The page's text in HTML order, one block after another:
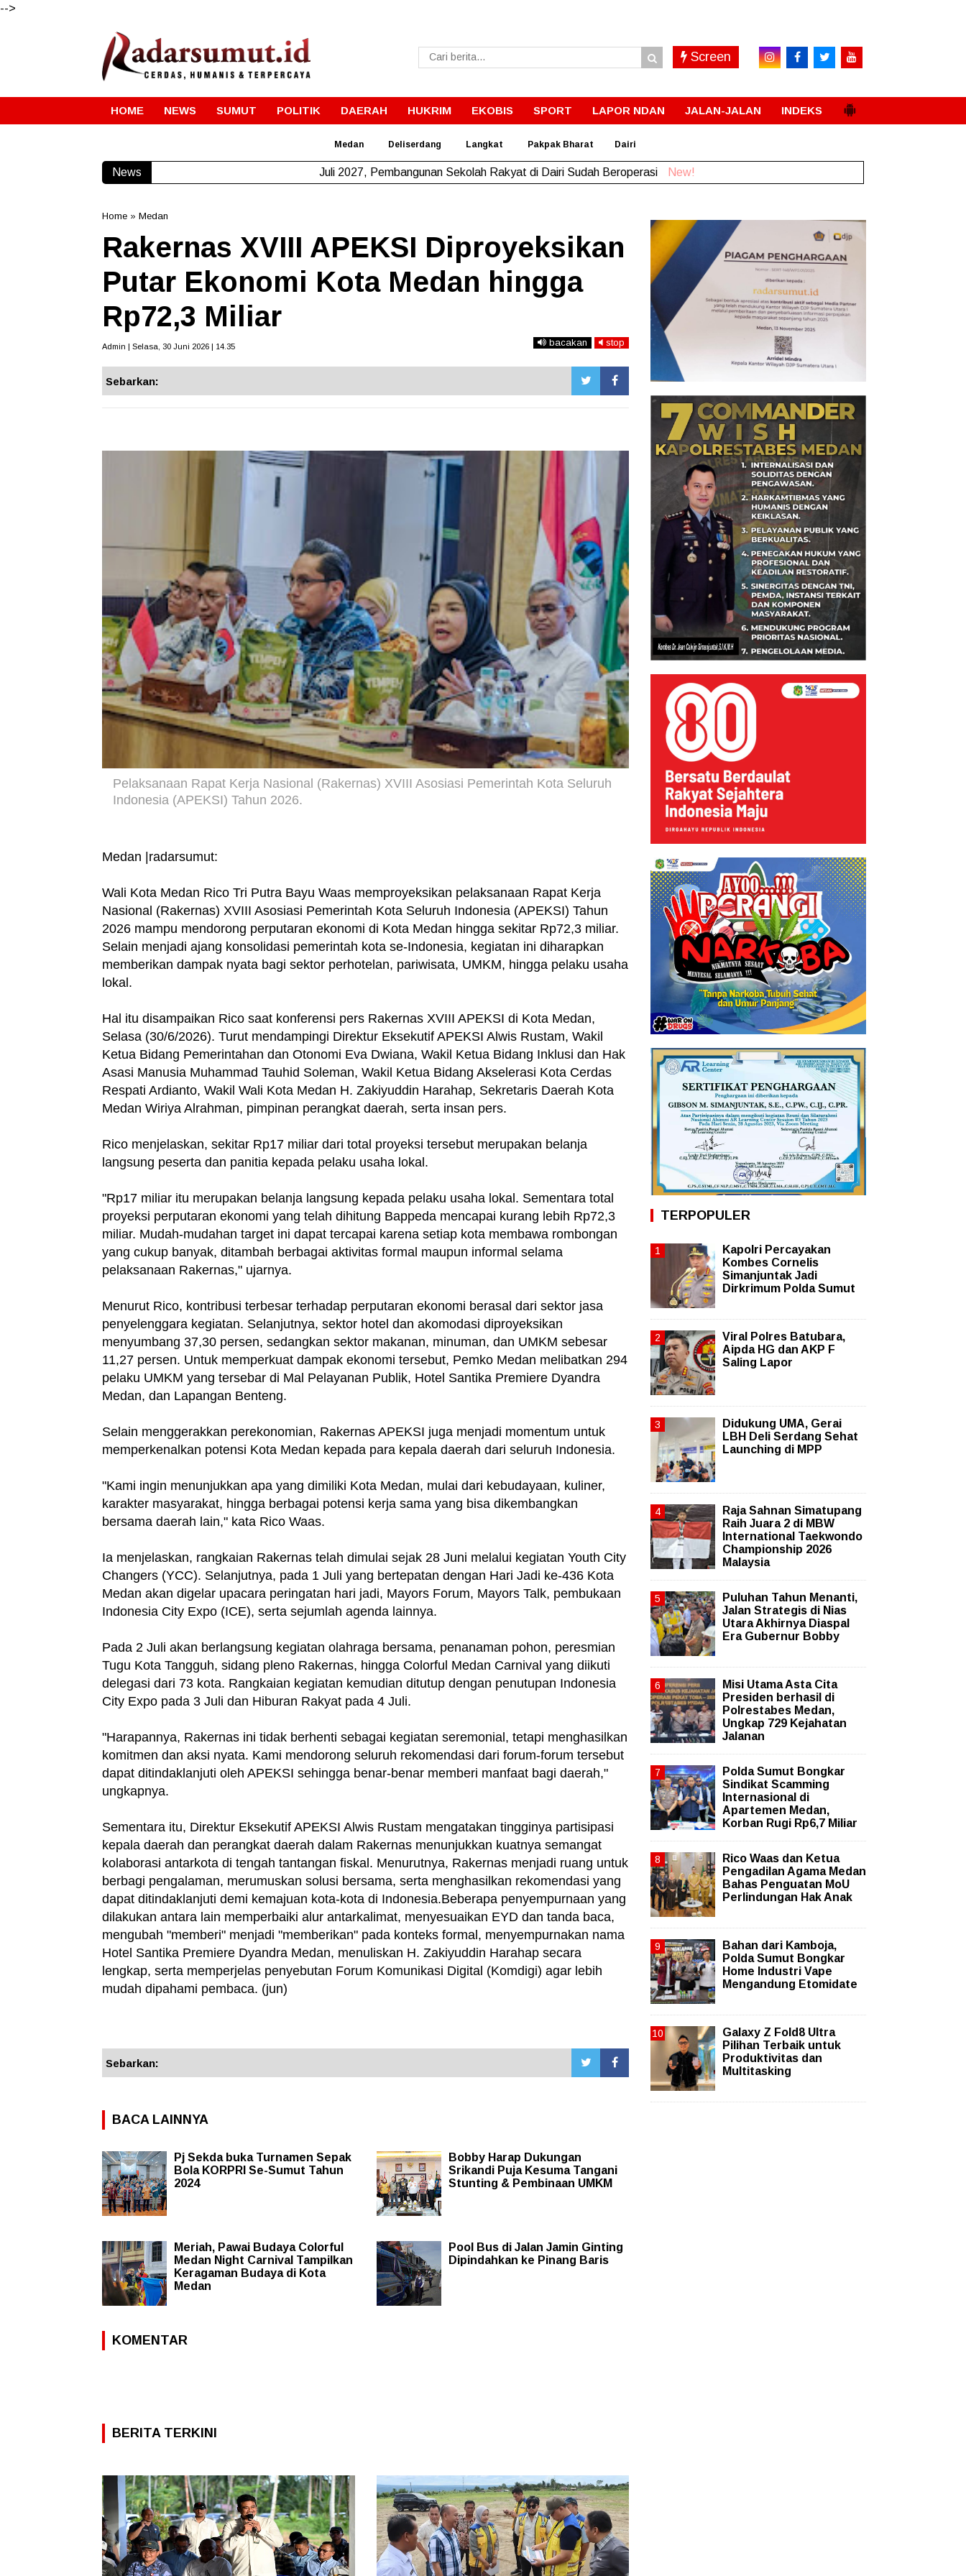
-->
Screen
HOME NEWS SUMUT POLITIK DAERAH HUKRIM EKOBIS SPORT LAPOR NDAN JALAN-JALAN INDEKS
Medan Deliserdang Langkat Pakpak Bharat Dairi
News Pemkab Dairi Rawat Jalan Jrs. Tanjung Beringin I–Barisan Nauli New!
Home » Medan
Rakernas XVIII APEKSI Diproyeksikan
Putar Ekonomi Kota Medan hingga
Rp72,3 Miliar
Admin | Selasa, 30 Juni 2026 | 14.35 bacakan stop
Sebarkan:
Pelaksanaan Rapat Kerja Nasional (Rakernas) XVIII Asosiasi Pemerintah Kota Seluruh
Indonesia (APEKSI) Tahun 2026.
Medan |radarsumut:
Wali Kota Medan Rico Tri Putra Bayu Waas memproyeksikan pelaksanaan Rapat Kerja
Nasional (Rakernas) XVIII Asosiasi Pemerintah Kota Seluruh Indonesia (APEKSI) Tahun
2026 mampu mendorong perputaran ekonomi di Kota Medan hingga sekitar Rp72,3 miliar.
Selain menjadi ajang konsolidasi pemerintah kota se-Indonesia, kegiatan ini diharapkan
memberikan dampak nyata bagi sektor perhotelan, pariwisata, UMKM, hingga pelaku usaha
lokal.
Hal itu disampaikan Rico saat konferensi pers Rakernas XVIII APEKSI di Kota Medan,
Selasa (30/6/2026). Turut mendampingi Direktur Eksekutif APEKSI Alwis Rustam, Wakil
Ketua Bidang Pemerintahan dan Otonomi Eva Dwiana, Wakil Ketua Bidang Inklusi dan Hak
Asasi Manusia Muhammad Tauhid Soleman, Wakil Ketua Bidang Akselerasi Kota Cerdas
Respati Ardianto, Wakil Wali Kota Medan H. Zakiyuddin Harahap, Sekretaris Daerah Kota
Medan Wiriya Alrahman, pimpinan perangkat daerah, serta insan pers.
Rico menjelaskan, sekitar Rp17 miliar dari total proyeksi tersebut merupakan belanja
langsung peserta dan panitia kepada pelaku usaha lokal.
"Rp17 miliar itu merupakan belanja langsung kepada pelaku usaha lokal. Sementara total
proyeksi perputaran ekonomi yang telah dihitung Bappeda mencapai kurang lebih Rp72,3
miliar. Mudah-mudahan target ini dapat tercapai karena setiap kota membawa rombongan
yang cukup banyak, ditambah berbagai aktivitas formal maupun informal selama
pelaksanaan Rakernas," ujarnya.
Menurut Rico, kontribusi terbesar terhadap perputaran ekonomi berasal dari sektor jasa
penyelenggara kegiatan. Selanjutnya, sektor hotel dan akomodasi diproyeksikan
menyumbang 37,30 persen, sedangkan sektor makanan, minuman, dan UMKM sebesar
11,27 persen. Untuk memperkuat dampak ekonomi tersebut, Pemko Medan melibatkan 294
pelaku UMKM yang tersebar di Mal Pelayanan Publik, Hotel Santika Premiere Dyandra
Medan, dan Lapangan Benteng.
Selain menggerakkan perekonomian, Rakernas APEKSI juga menjadi momentum untuk
memperkenalkan potensi Kota Medan kepada para kepala daerah dari seluruh Indonesia.
"Kami ingin menunjukkan apa yang dimiliki Kota Medan, mulai dari kebudayaan, kuliner,
karakter masyarakat, hingga berbagai potensi kerja sama yang bisa dikembangkan
bersama daerah lain," kata Rico Waas.
Ia menjelaskan, rangkaian Rakernas telah dimulai sejak 28 Juni melalui kegiatan Youth City
Changers (YCC). Selanjutnya, pada 1 Juli yang bertepatan dengan Hari Jadi ke-436 Kota
Medan akan digelar upacara peringatan hari jadi, Mayors Forum, Mayors Talk, pembukaan
Indonesia City Expo (ICE), serta sejumlah agenda lainnya.
Pada 2 Juli akan berlangsung kegiatan olahraga bersama, penanaman pohon, peresmian
Tugu Kota Tangguh, sidang pleno Rakernas, hingga Colorful Medan Carnival yang diikuti
delegasi dari 73 kota. Rangkaian kegiatan kemudian ditutup dengan penutupan Indonesia
City Expo pada 3 Juli dan Hiburan Rakyat pada 4 Juli.
"Harapannya, Rakernas ini tidak berhenti sebagai kegiatan seremonial, tetapi menghasilkan
komitmen dan aksi nyata. Kami mendorong seluruh rekomendasi dari forum-forum tersebut
dapat ditindaklanjuti oleh APEKSI sehingga benar-benar memberi manfaat bagi daerah,"
ungkapnya.
Sementara itu, Direktur Eksekutif APEKSI Alwis Rustam mengatakan tingginya partisipasi
kepala daerah dan perangkat daerah dalam Rakernas menunjukkan kuatnya semangat
kolaborasi antarkota di tengah tantangan fiskal. Menurutnya, Rakernas menjadi ruang untuk
berbagi pengalaman, merumuskan solusi bersama, serta menghasilkan rekomendasi yang
dapat ditindaklanjuti demi kemajuan kota-kota di Indonesia.Beberapa penyempurnaan yang
dilakukan antara lain memperbaiki alur antarkalimat, menyesuaikan EYD dan tanda baca,
mengubah "memberi" menjadi "memberikan" pada konteks formal, menyempurnakan nama
Hotel Santika Premiere Dyandra Medan, menuliskan H. Zakiyuddin Harahap secara
lengkap, serta memperjelas penyebutan Forum Komunikasi Digital (Komdigi) agar lebih
mudah dipahami pembaca. (jun)
Sebarkan:
BACA LAINNYA
Pj Sekda buka Turnamen Sepak
Bola KORPRI Se-Sumut Tahun
2024
Bobby Harap Dukungan
Srikandi Puja Kesuma Tangani
Stunting & Pembinaan UMKM
Meriah, Pawai Budaya Colorful
Medan Night Carnival Tampilkan
Keragaman Budaya di Kota
Medan
Pool Bus di Jalan Jamin Ginting
Dipindahkan ke Pinang Baris
KOMENTAR
BERITA TERKINI
TERPOPULER
Kapolri Percayakan
Kombes Cornelis
Simanjuntak Jadi
Dirkrimum Polda Sumut
Viral Polres Batubara,
Aipda HG dan AKP F
Saling Lapor
Didukung UMA, Gerai
LBH Deli Serdang Sehat
Launching di MPP
Raja Sahnan Simatupang
Raih Juara 2 di MBW
International Taekwondo
Championship 2026
Malaysia
Puluhan Tahun Menanti,
Jalan Strategis di Nias
Utara Akhirnya Diaspal
Era Gubernur Bobby
Misi Utama Asta Cita
Presiden berhasil di
Polrestabes Medan,
Ungkap 729 Kejahatan
Jalanan
Polda Sumut Bongkar
Sindikat Scamming
Internasional di
Apartemen Medan,
Korban Rugi Rp6,7 Miliar
Rico Waas dan Ketua
Pengadilan Agama Medan
Bahas Penguatan MoU
Perlindungan Hak Anak
Bahan dari Kamboja,
Polda Sumut Bongkar
Home Industri Vape
Mengandung Etomidate
Galaxy Z Fold8 Ultra
Pilihan Terbaik untuk
Produktivitas dan
Multitasking